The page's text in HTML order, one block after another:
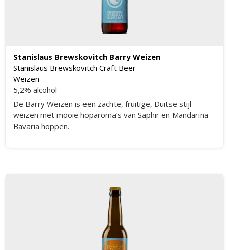
Stanislaus Brewskovitch Barry Weizen
Stanislaus Brewskovitch Craft Beer
Weizen
5,2% alcohol
De Barry Weizen is een zachte, fruitige, Duitse stijl
weizen met mooie hoparoma’s van Saphir en Mandarina
Bavaria hoppen.